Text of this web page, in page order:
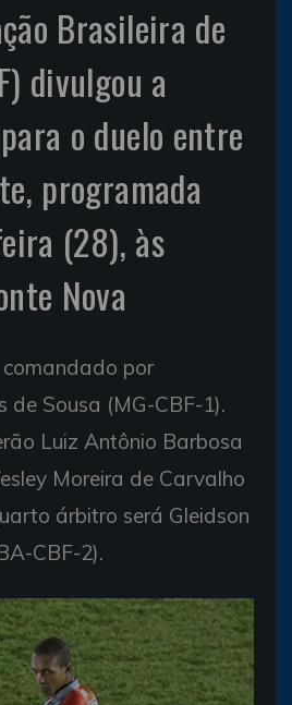
Brasileira de
divulgou a
o duelo entre
programada
(28), às
Nova
por
de Sousa (MG-CBF-1).
Luiz Antônio Barbosa
Moreira de Carvalho
árbitro será Gleidson
CBF-2).